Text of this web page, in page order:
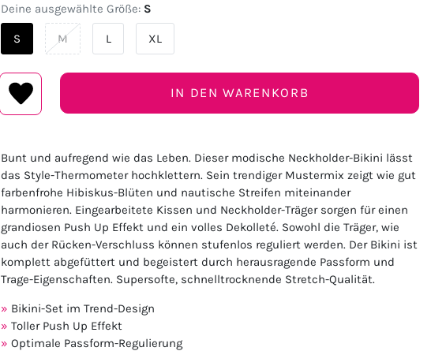
Deine ausgewählte Größe: S
S M L XL
IN DEN WARENKORB
Bunt und aufregend wie das Leben. Dieser modische Neckholder-Bikini lässt
das Style-Thermometer hochklettern. Sein trendiger Mustermix zeigt wie gut
farbenfrohe Hibiskus-Blüten und nautische Streifen miteinander
harmonieren. Eingearbeitete Kissen und Neckholder-Träger sorgen für einen
grandiosen Push Up Effekt und ein volles Dekolleté. Sowohl die Träger, wie
auch der Rücken-Verschluss können stufenlos reguliert werden. Der Bikini ist
komplett abgefüttert und begeistert durch herausragende Passform und
Trage-Eigenschaften. Supersofte, schnelltrocknende Stretch-Qualität.
Bikini-Set im Trend-Design
Toller Push Up Effekt
Optimale Passform-Regulierung